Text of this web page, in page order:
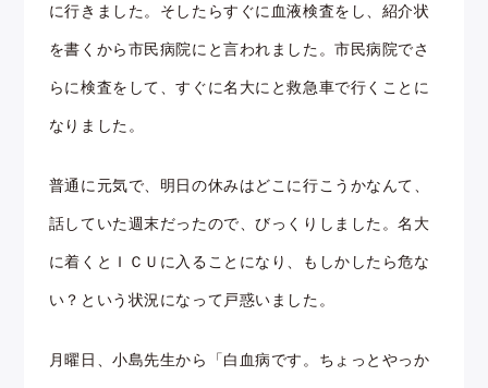
に行きました。そしたらすぐに血液検査をし、紹介状
を書くから市民病院にと言われました。市民病院でさ
らに検査をして、すぐに名大にと救急車で行くことに
なりました。
普通に元気で、明日の休みはどこに行こうかなんて、
話していた週末だったので、びっくりしました。名大
に着くとＩＣＵに入ることになり、もしかしたら危な
い？という状況になって戸惑いました。
月曜日、小島先生から「白血病です。ちょっとやっか